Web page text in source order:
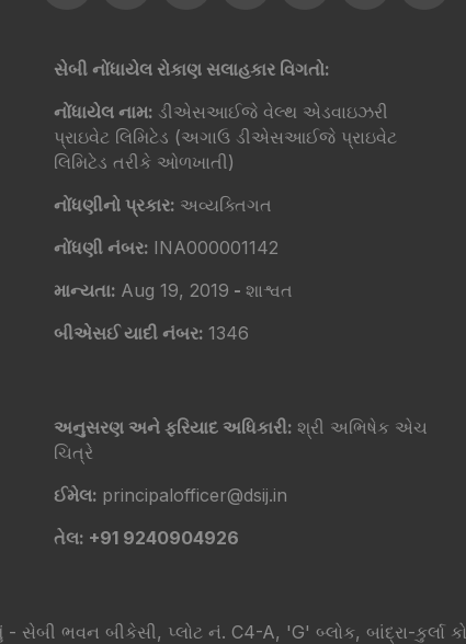
સેબી નોંધાયેલ રોકાણ સલાહકાર વિગતો:
નોંધાયેલ નામ: ડીએસઆઈજે વેલ્થ એડવાઇઝરી
પ્રાઇવેટ લિમિટેડ (અગાઉ ડીએસઆઈજે પ્રાઇવેટ
લિમિટેડ તરીકે ઓળખાતી)
નોંધણીનો પ્રકાર: અવ્યક્તિગત
નોંધણી નંબર: INA000001142
માન્યતા: Aug 19, 2019 - શાશ્વત
બીએસઈ યાદી નંબર: 1346
અનુસરણ અને ફરિયાદ અધિકારી: શ્રી અભિષેક એચ
ચિત્રે
ઈમેલ: principalofficer@dsij.in
તેલ: +91 9240904926
સેબી ભવન બીકેસી, પ્લોટ નં. C4-A, 'G' બ્લોક, બાંદ્રા-કુર્લા